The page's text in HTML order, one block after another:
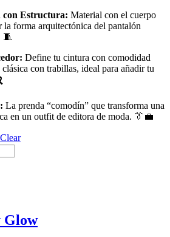
con Estructura: Material con el cuerpo
la forma arquitectónica del pantalón
🧵
Define tu cintura con comodidad
clásica con trabillas, ideal para añadir tu
La prenda “comodín” que transforma una
en un outfit de editora de moda. 👔💼
Clear
Glow